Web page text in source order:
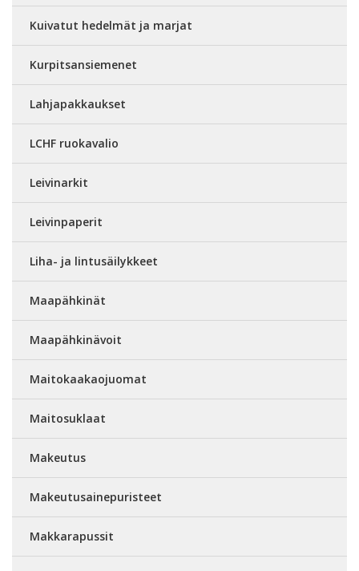
Kuivatut hedelmät ja marjat
Kurpitsansiemenet
Lahjapakkaukset
LCHF ruokavalio
Leivinarkit
Leivinpaperit
Liha- ja lintusäilykkeet
Maapähkinät
Maapähkinävoit
Maitokaakaojuomat
Maitosuklaat
Makeutus
Makeutusainepuristeet
Makkarapussit